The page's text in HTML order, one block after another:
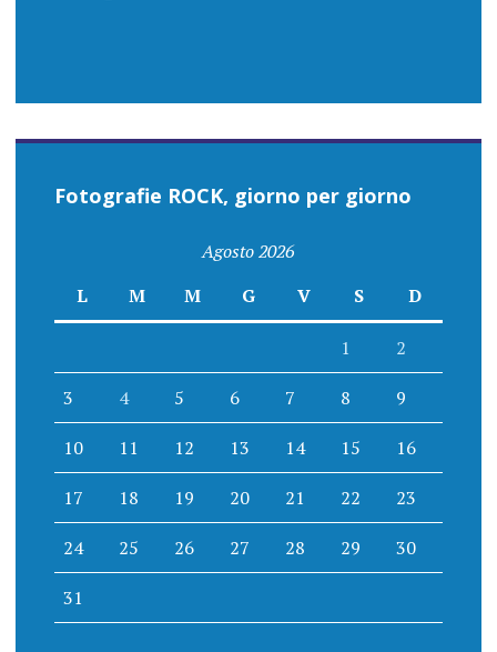
Fotografie ROCK, giorno per giorno
Agosto 2026
L
M M G V S D
1 2
3 4 5 6 7 8 9
10 11 12 13 14 15 16
17 18 19 20 21 22 23
24 25 26 27 28 29 30
31